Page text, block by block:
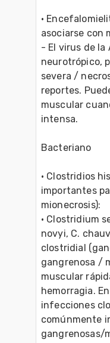
•
asociarse con
- El virus de la
neurotrópico,
severa /
reportes.
muscular
intensa.
Bacteriano
• Clostridios
importantes
mionecrosis):
• Clostridium
novyi, C.
clostridial
gangrenosa /
muscular
hemorragia.
infecciones
comúnmente
gangrenosas/